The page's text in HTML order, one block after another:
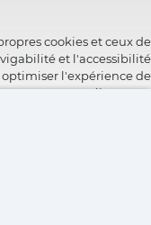
cookies et ceux de
et l'accessibilité
l'expérience de
Vous pouvez cliquer sur